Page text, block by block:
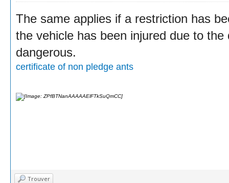
The same applies if a restriction has
the vehicle has been injured due to
dangerous.
certificate of non pledge ants
Trouver